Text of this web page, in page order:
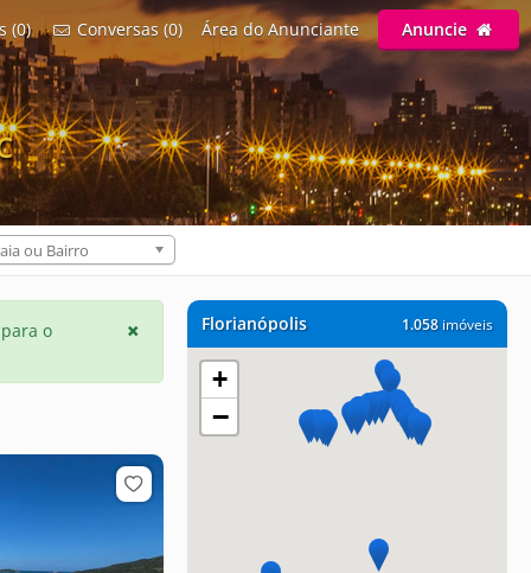
(0) Conversas (0) Área do Anunciante Anuncie
ou Bairro
1.058imóveis
Florianópolis
+
−
o